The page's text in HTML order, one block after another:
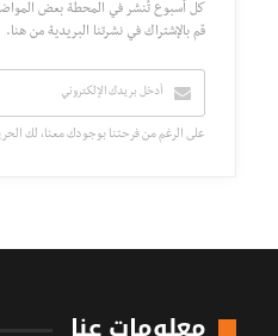
كل أسبوع تُنشر في المحطة بعض
قم بالإشتراك في نشرتنا البريدية من هنا.
على الرغم من فرحتنا بوجودك معنا، لك